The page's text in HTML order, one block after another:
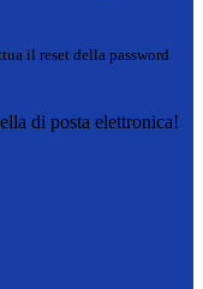
il reset della password
di posta elettronica!